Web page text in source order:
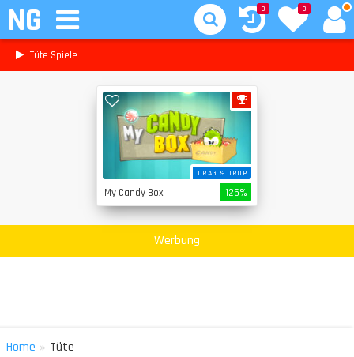
NG 0
0
Tüte Spiele
DRAG & DROP
My Candy Box 125%
Werbung
Home » Tüte